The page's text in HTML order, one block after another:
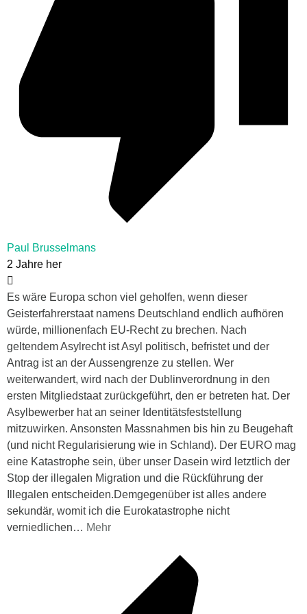
Paul Brusselmans
2 Jahre her
Es wäre Europa schon viel geholfen, wenn dieser
Geisterfahrerstaat namens Deutschland endlich aufhören
würde, millionenfach EU-Recht zu brechen. Nach
geltendem Asylrecht ist Asyl politisch, befristet und der
Antrag ist an der Aussengrenze zu stellen. Wer
weiterwandert, wird nach der Dublinverordnung in den
ersten Mitgliedstaat zurückgeführt, den er betreten hat. Der
Asylbewerber hat an seiner Identitätsfeststellung
mitzuwirken. Ansonsten Massnahmen bis hin zu Beugehaft
(und nicht Regularisierung wie in Schland). Der EURO mag
eine Katastrophe sein, über unser Dasein wird letztlich der
Stop der illegalen Migration und die Rückführung der
Illegalen entscheiden.Demgegenüber ist alles andere
sekundär, womit ich die Eurokatastrophe nicht
verniedlichen… Mehr